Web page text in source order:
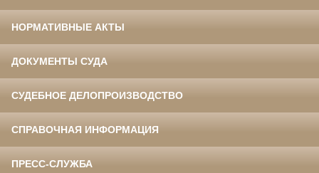
НОРМАТИВНЫЕ АКТЫ
ДОКУМЕНТЫ СУДА
СУДЕБНОЕ ДЕЛОПРОИЗВОДСТВО
СПРАВОЧНАЯ ИНФОРМАЦИЯ
ПРЕСС-СЛУЖБА